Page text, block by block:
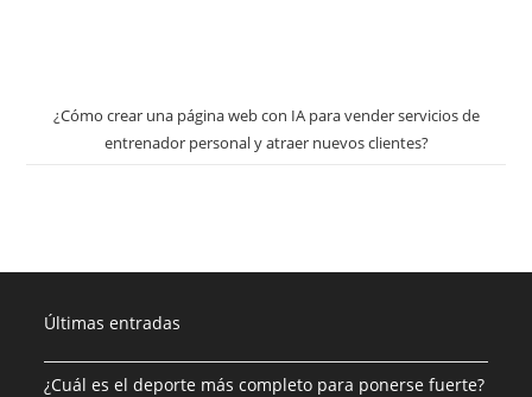
¿Cómo crear una página web con IA para vender servicios de
entrenador personal y atraer nuevos clientes?
Últimas entradas
¿Cuál es el deporte más completo para ponerse fuerte?